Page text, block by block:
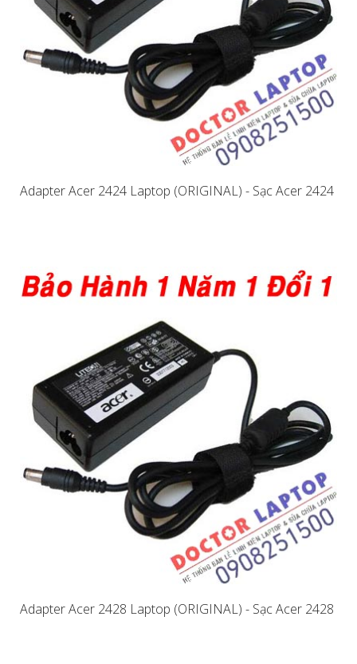
Adapter Acer 2424 Laptop (ORIGINAL) - Sạc Acer 2424
Adapter Acer 2428 Laptop (ORIGINAL) - Sạc Acer 2428